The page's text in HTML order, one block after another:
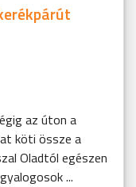
az úton a
köti össze a
Oladtól egészen
...